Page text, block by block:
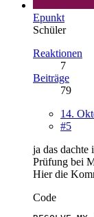
Epunkt
Schüler
Reaktionen
7
Beiträge
79
14.
#5
ja das
Prüfung bei
Hier die
Code